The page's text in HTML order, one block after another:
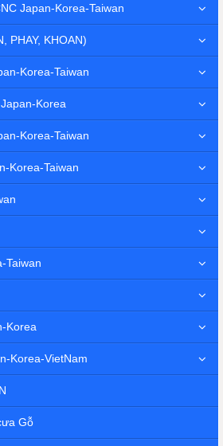
Japan-Korea-Taiwan
PHAY, KHOAN)
Korea-Taiwan
Korea
Korea-Taiwan
Korea-Taiwan
Taiwan
Korea
Korea-VietNam
Gỗ